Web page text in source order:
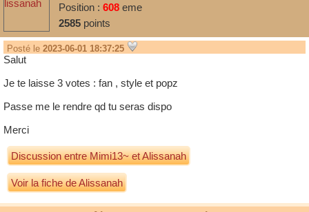
Position : 608 eme
2585 points
Posté le 2023-06-01 18:37:25
Salut
Je te laisse 3 votes : fan , style et popz
Passe me le rendre qd tu seras dispo
Merci
Discussion entreMimi13~etAlissanah
Voir la fiche de Alissanah